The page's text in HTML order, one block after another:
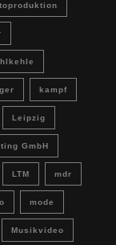
kampf
Leipzig
GmbH
LTM mdr
mode
Musikvideo